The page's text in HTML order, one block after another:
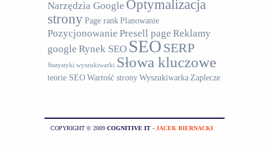
Narzędzia Google Optymalizacja
stronyPage rankPlanowanie
Pozycjonowanie Presell page Reklamy
google Rynek SEO SEO SERP
Statystyki wyszukiwarki Słowa kluczowe
teorie SEOWartość stronyWyszukiwarka Zaplecze
COPYRIGHT © 2009 COGNITIVE IT - JACEK BIERNACKI